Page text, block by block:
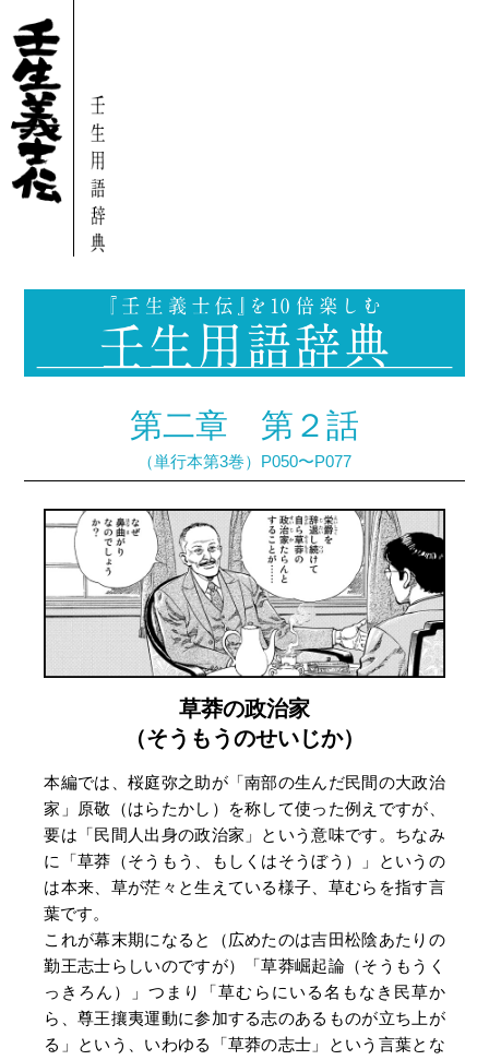
第二章 第２話
（単行本第3巻）P050〜P077
草莽の政治家
（そうもうのせいじか）
本編では、桜庭弥之助が「南部の生んだ民間の大政治
家」原敬（はらたかし）を称して使った例えですが、
要は「民間人出身の政治家」という意味です。ちなみ
に「草莽（そうもう、もしくはそうぼう）」というの
は本来、草が茫々と生えている様子、草むらを指す言
葉です。
これが幕末期になると（広めたのは吉田松陰あたりの
勤王志士らしいのですが）「草莽崛起論（そうもうく
っきろん）」つまり「草むらにいる名もなき民草か
ら、尊王攘夷運動に参加する志のあるものが立ち上が
る」という、いわゆる「草莽の志士」という言葉とな